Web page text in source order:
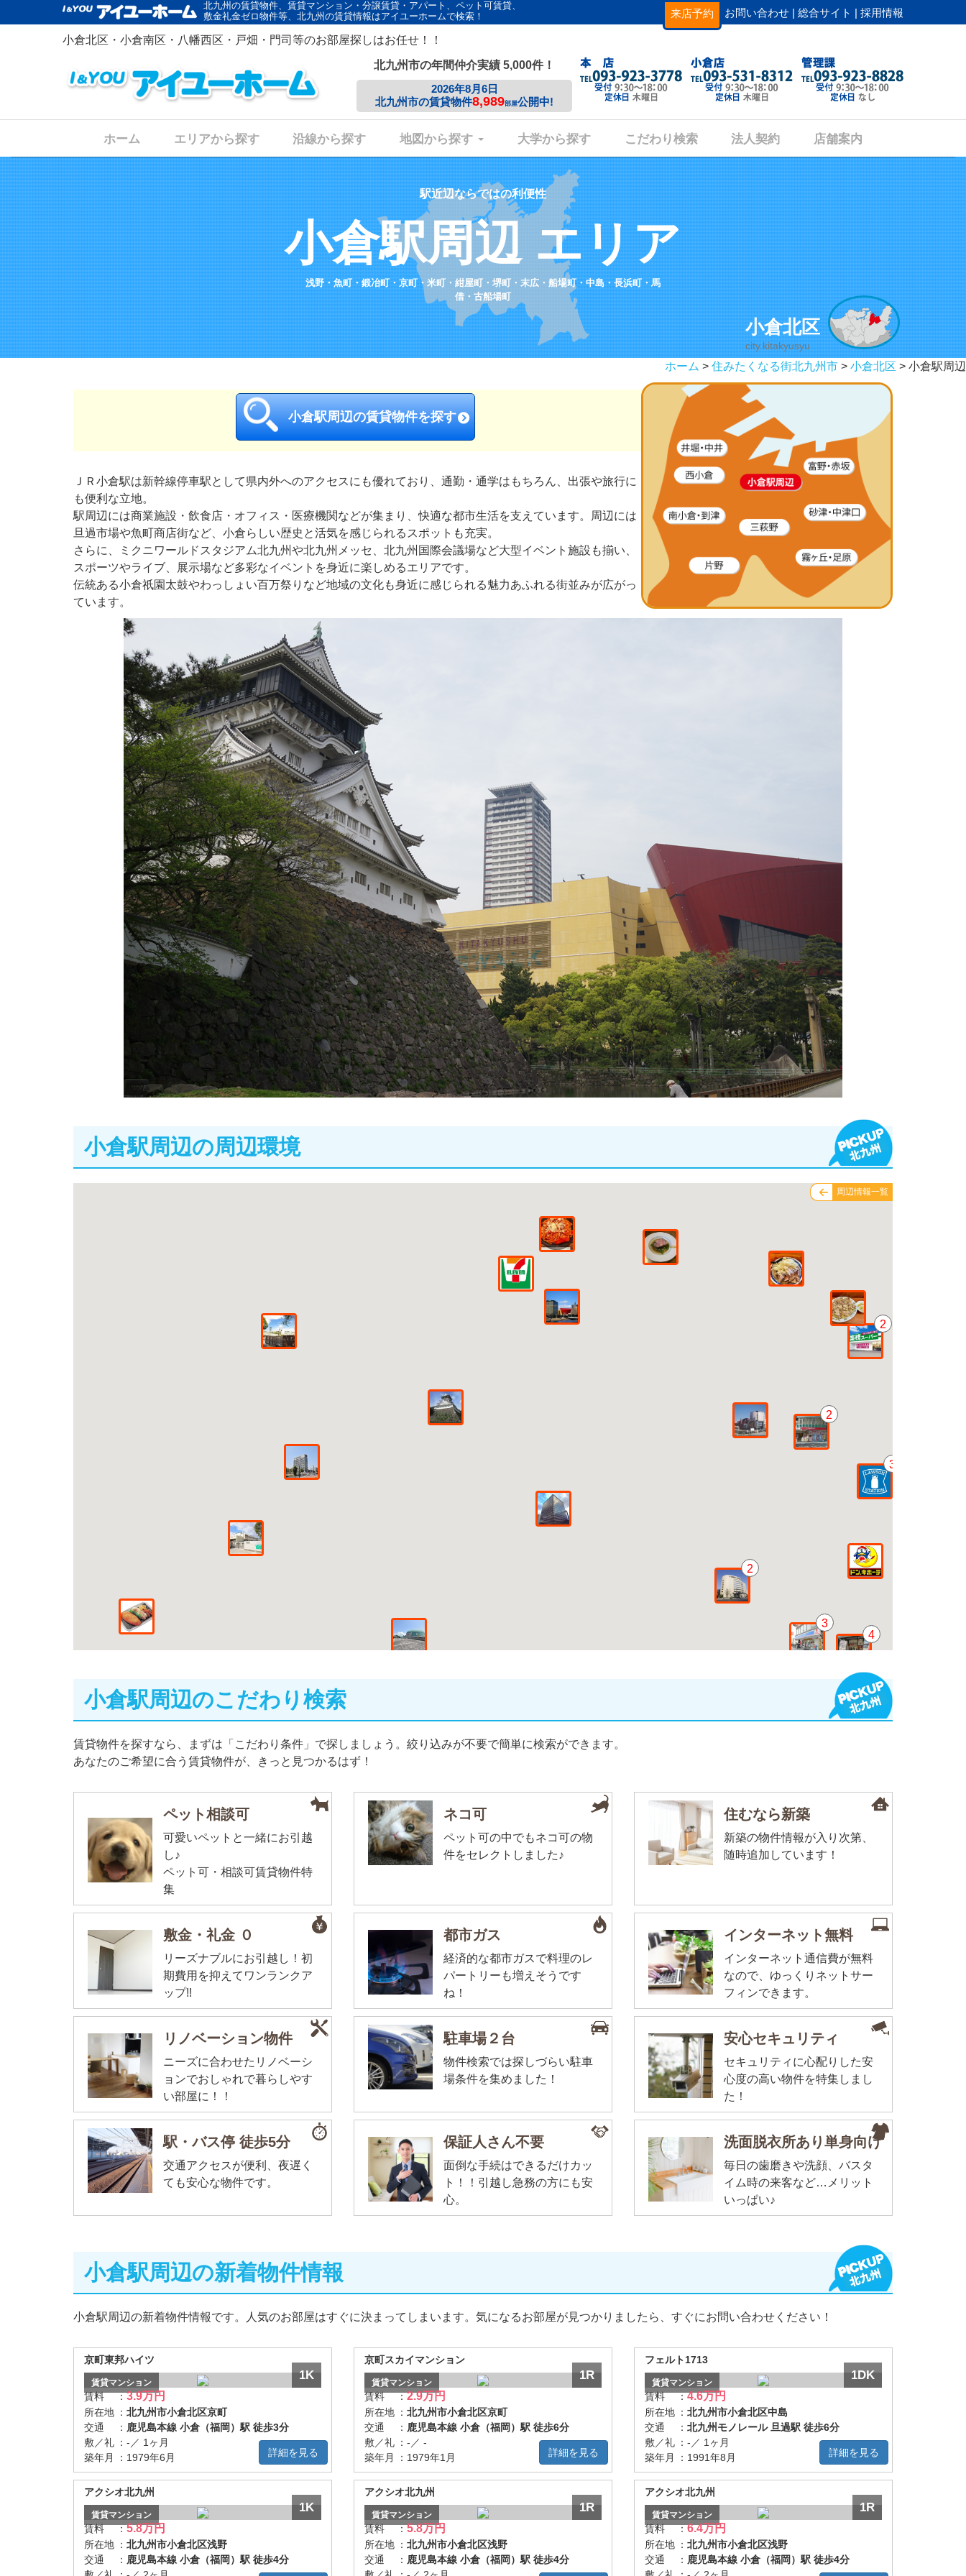
北九州の賃貸物件、賃貸マンション・分譲賃貸・アパート、ペット可賃貸、
敷金礼金ゼロ物件等、北九州の賃貸情報はアイユーホームで検索！
来店予約 お問い合わせ | 総合サイト | 採用情報
小倉北区・小倉南区・八幡西区・戸畑・門司等のお部屋探しはお任せ！！
北九州市の年間仲介実績 5,000件！
2026年8月6日
北九州市の賃貸物件8,989部屋公開中!
ホーム エリアから探す 沿線から探す 地図から探す 大学から探す こだわり検索 法人契約 店舗案内
小倉北区
city.kitakyusyu
駅近辺ならではの利便性
小倉駅周辺 エリア
浅野・魚町・鍛冶町・京町・米町・紺屋町・堺町・末広・船場町・中島・長浜町・馬
借・古船場町
ホーム > 住みたくなる街北九州市 > 小倉北区 > 小倉駅周辺
小倉駅周辺の賃貸物件を探す
ＪＲ小倉駅は新幹線停車駅として県内外へのアクセスにも優れており、通勤・通学はもちろん、出張や旅行に
も便利な立地。
駅周辺には商業施設・飲食店・オフィス・医療機関などが集まり、快適な都市生活を支えています。周辺には
旦過市場や魚町商店街など、小倉らしい歴史と活気を感じられるスポットも充実。
さらに、ミクニワールドスタジアム北九州や北九州メッセ、北九州国際会議場など大型イベント施設も揃い、
スポーツやライブ、展示場など多彩なイベントを身近に楽しめるエリアです。
伝統ある小倉祇園太鼓やわっしょい百万祭りなど地域の文化も身近に感じられる魅力あふれる街並みが広がっ
ています。
小倉駅周辺の周辺環境
3
2
2
3
2
4
周辺情報一覧
小倉駅周辺のこだわり検索
賃貸物件を探すなら、まずは「こだわり条件」で探しましょう。絞り込みが不要で簡単に検索ができます。
あなたのご希望に合う賃貸物件が、きっと見つかるはず！
ペット相談可
可愛いペットと一緒にお引越
し♪
ペット可・相談可賃貸物件特
集
ネコ可
ペット可の中でもネコ可の物
件をセレクトしました♪
住むなら新築
新築の物件情報が入り次第、
随時追加しています！
敷金・礼金 ０
リーズナブルにお引越し！初
期費用を抑えてワンランクア
ップ!!
都市ガス
経済的な都市ガスで料理のレ
パートリーも増えそうです
ね！
インターネット無料
インターネット通信費が無料
なので、ゆっくりネットサー
フィンできます。
リノベーション物件
ニーズに合わせたリノベーシ
ョンでおしゃれで暮らしやす
い部屋に！！
駐車場２台
物件検索では探しづらい駐車
場条件を集めました！
安心セキュリティ
セキュリティに心配りした安
心度の高い物件を特集しまし
た！
駅・バス停 徒歩5分
交通アクセスが便利、夜遅く
ても安心な物件です。
保証人さん不要
面倒な手続はできるだけカッ
ト！！引越し急務の方にも安
心。
洗面脱衣所あり単身向け
毎日の歯磨きや洗顔、バスタ
イム時の来客など…メリット
いっぱい♪
小倉駅周辺の新着物件情報
小倉駅周辺の新着物件情報です。人気のお部屋はすぐに決まってしまいます。気になるお部屋が見つかりましたら、すぐにお問い合わせください！
詳細を見る
京町東邦ハイツ
1K
賃貸マンション
賃料 ：3.9万円
所在地 ： 北九州市小倉北区京町
交通
： 鹿児島本線 小倉（福岡）駅 徒歩3分
敷／礼 ： -／ 1ヶ月
築年月
： 1979年6月 詳細を見る
京町スカイマンション
1R
賃貸マンション
賃料 ：2.9万円
所在地 ： 北九州市小倉北区京町
交通
： 鹿児島本線 小倉（福岡）駅 徒歩6分
敷／礼 ： -／ -
築年月
： 1979年1月 詳細を見る
フェルト1713
1DK
賃貸マンション
賃料 ：4.6万円
所在地 ： 北九州市小倉北区中島
交通
： 北九州モノレール 旦過駅 徒歩6分
敷／礼 ： -／ 1ヶ月
築年月
： 1991年8月
アクシオ北九州
1K
賃貸マンション
賃料 ：5.8万円
所在地 ： 北九州市小倉北区浅野
交通
： 鹿児島本線 小倉（福岡）駅 徒歩4分
アクシオ北九州
1R
賃貸マンション
賃料 ：5.8万円
所在地 ： 北九州市小倉北区浅野
交通
： 鹿児島本線 小倉（福岡）駅 徒歩4分
アクシオ北九州
1R
賃貸マンション
賃料 ：6.4万円
所在地 ： 北九州市小倉北区浅野
交通
： 鹿児島本線 小倉（福岡）駅 徒歩4分